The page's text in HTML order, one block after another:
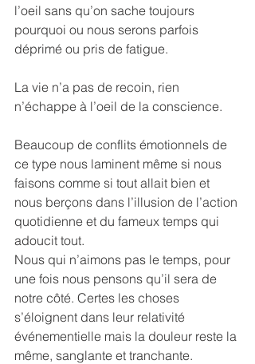
l’oeil sans qu’on sache toujours
pourquoi ou nous serons parfois
déprimé ou pris de fatigue.
La vie n’a pas de recoin, rien
n’échappe à l’oeil de la conscience.
Beaucoup de conflits émotionnels de
ce type nous laminent même si nous
faisons comme si tout allait bien et
nous berçons dans l’illusion de l’action
quotidienne et du fameux temps qui
adoucit tout.
Nous qui n’aimons pas le temps, pour
une fois nous pensons qu’il sera de
notre côté. Certes les choses
s’éloignent dans leur relativité
événementielle mais la douleur reste la
même, sanglante et tranchante.